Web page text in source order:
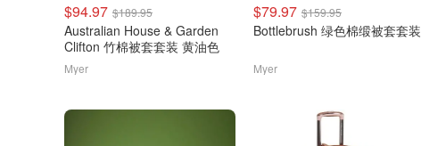
$94.97 $189.95
Australian House & Garden
Clifton 竹棉被套套装 黄油色
Myer
$79.97 $159.95
Bottlebrush 绿色棉缎被套套装
Myer